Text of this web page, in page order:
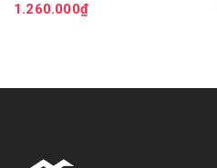
1.260.000₫